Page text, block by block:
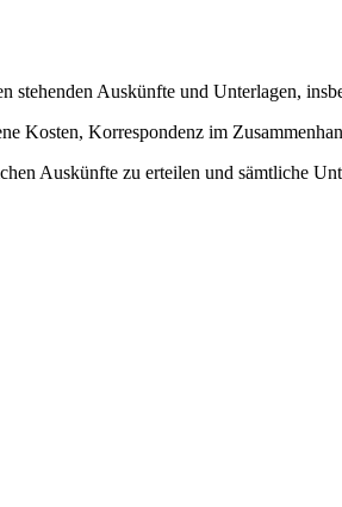
Auskünfte und Unterlagen,
Kosten, Korrespondenz im
Auskünfte zu erteilen und sämtliche